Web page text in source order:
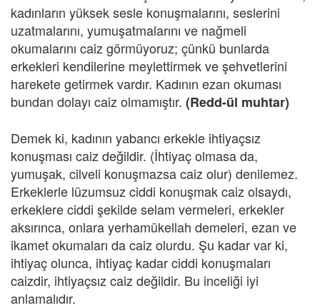
kadınların yüksek sesle konuşmalarını, seslerini
uzatmalarını, yumuşatmalarını ve nağmeli
okumalarını caiz görmüyoruz; çünkü bunlarda
erkekleri kendilerine meylettirmek ve şehvetlerini
harekete getirmek vardır. Kadının ezan okuması
bundan dolayı caiz olmamıştır. (Redd-ül muhtar)
Demek ki, kadının yabancı erkekle ihtiyaçsız
konuşması caiz değildir. (İhtiyaç olmasa da,
yumuşak, cilveli konuşmazsa caiz olur) denilemez.
Erkeklerle lüzumsuz ciddi konuşmak caiz olsaydı,
erkeklere ciddi şekilde selam vermeleri, erkekler
aksırınca, onlara yerhamükellah demeleri, ezan ve
ikamet okumaları da caiz olurdu. Şu kadar var ki,
ihtiyaç olunca, ihtiyaç kadar ciddi konuşmaları
caizdir, ihtiyaçsız caiz değildir. Bu inceliği iyi
anlamalıdır.